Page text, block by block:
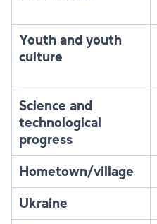
Youth and youth
culture
Science and
technological
progress
Hometown/village
Ukraine